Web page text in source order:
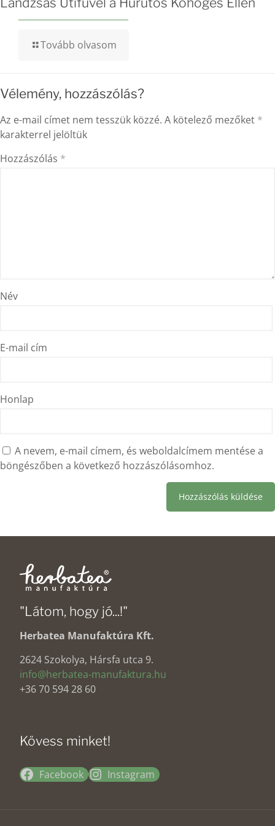
Tovább olvasom
Vélemény, hozzászólás?
Az e-mail címet nem tesszük közzé. A kötelező mezőket *
karakterrel jelöltük
Hozzászólás *
Név
E-mail cím
Honlap
A nevem, e-mail címem, és weboldalcímem mentése a
böngészőben a következő hozzászólásomhoz.
"Látom, hogy jó...!"
Herbatea Manufaktúra Kft.
2624 Szokolya, Hársfa utca 9.
info@herbatea-manufaktura.hu
+36 70 594 28 60
Kövess minket!
Facebook Instagram